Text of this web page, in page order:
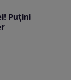
Puţini